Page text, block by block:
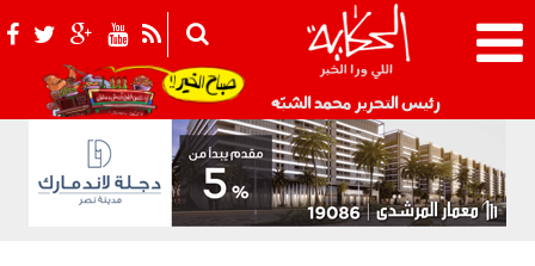
رئيس التحرير محمد الشبّه 021_2.png